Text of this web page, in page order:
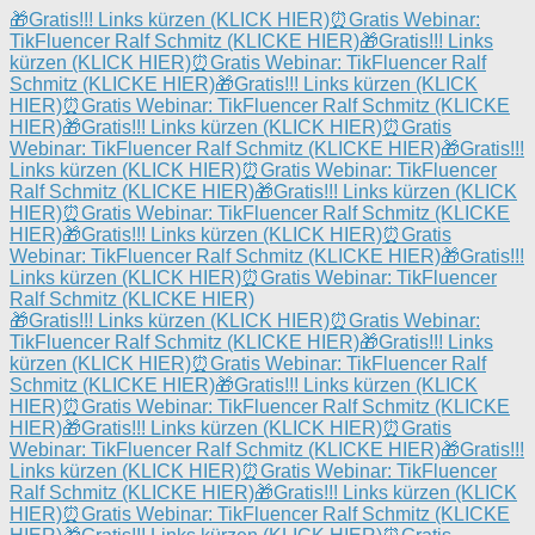
🎁Gratis!!! Links kürzen (KLICK HIER)⏰Gratis Webinar:
TikFluencer Ralf Schmitz (KLICKE HIER)🎁Gratis!!! Links
kürzen (KLICK HIER)⏰Gratis Webinar: TikFluencer Ralf
Schmitz (KLICKE HIER)🎁Gratis!!! Links kürzen (KLICK
HIER)⏰Gratis Webinar: TikFluencer Ralf Schmitz (KLICKE
HIER)🎁Gratis!!! Links kürzen (KLICK HIER)⏰Gratis
Webinar: TikFluencer Ralf Schmitz (KLICKE HIER)🎁Gratis!!!
Links kürzen (KLICK HIER)⏰Gratis Webinar: TikFluencer
Ralf Schmitz (KLICKE HIER)🎁Gratis!!! Links kürzen (KLICK
HIER)⏰Gratis Webinar: TikFluencer Ralf Schmitz (KLICKE
HIER)🎁Gratis!!! Links kürzen (KLICK HIER)⏰Gratis
Webinar: TikFluencer Ralf Schmitz (KLICKE HIER)🎁Gratis!!!
Links kürzen (KLICK HIER)⏰Gratis Webinar: TikFluencer
Ralf Schmitz (KLICKE HIER)
🎁Gratis!!! Links kürzen (KLICK HIER)⏰Gratis Webinar:
TikFluencer Ralf Schmitz (KLICKE HIER)🎁Gratis!!! Links
kürzen (KLICK HIER)⏰Gratis Webinar: TikFluencer Ralf
Schmitz (KLICKE HIER)🎁Gratis!!! Links kürzen (KLICK
HIER)⏰Gratis Webinar: TikFluencer Ralf Schmitz (KLICKE
HIER)🎁Gratis!!! Links kürzen (KLICK HIER)⏰Gratis
Webinar: TikFluencer Ralf Schmitz (KLICKE HIER)🎁Gratis!!!
Links kürzen (KLICK HIER)⏰Gratis Webinar: TikFluencer
Ralf Schmitz (KLICKE HIER)🎁Gratis!!! Links kürzen (KLICK
HIER)⏰Gratis Webinar: TikFluencer Ralf Schmitz (KLICKE